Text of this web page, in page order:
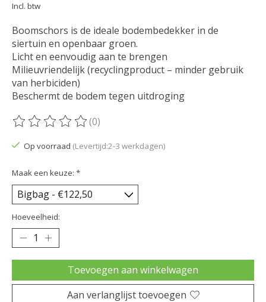
Incl. btw
Boomschors is de ideale bodembedekker in de
siertuin en openbaar groen.
Licht en eenvoudig aan te brengen
Milieuvriendelijk (recyclingproduct – minder gebruik
van herbiciden)
Beschermt de bodem tegen uitdroging
De beoordeling van dit product is
(0)
Op voorraad (Levertijd:2-3 werkdagen)
Maak een keuze: *
Hoeveelheid:
Toevoegen aan winkelwagen
Aan verlanglijst toevoegen